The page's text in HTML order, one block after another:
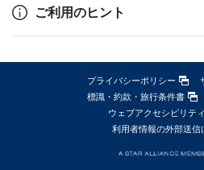
ご利用のヒント
プライバシーポリシー
標識・約款・旅行条件書
ウェブアクセシビリテ
利用者情報の外部送信